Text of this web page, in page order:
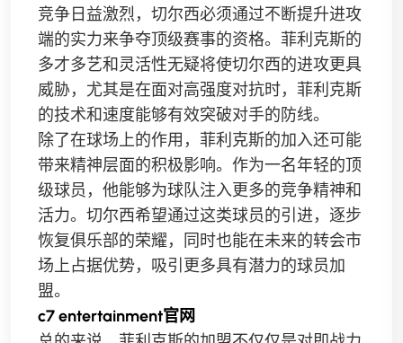
竞争日益激烈，切尔西必须通过不断提升进攻
端的实力来争夺顶级赛事的资格。菲利克斯的
多才多艺和灵活性无疑将使切尔西的进攻更具
威胁，尤其是在面对高强度对抗时，菲利克斯
的技术和速度能够有效突破对手的防线。
除了在球场上的作用，菲利克斯的加入还可能
带来精神层面的积极影响。作为一名年轻的顶
级球员，他能够为球队注入更多的竞争精神和
活力。切尔西希望通过这类球员的引进，逐步
恢复俱乐部的荣耀，同时也能在未来的转会市
场上占据优势，吸引更多具有潜力的球员加
盟。
c7 entertainment官网